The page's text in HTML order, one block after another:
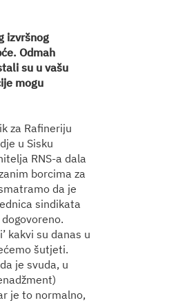
izvršnog
Odmah
su u vašu
mogu
za Rafineriju
u Sisku
RNS-a dala
borcima za
da je
sindikata
kakvi su danas u
šutjeti.
je svuda, u
je to normalno,